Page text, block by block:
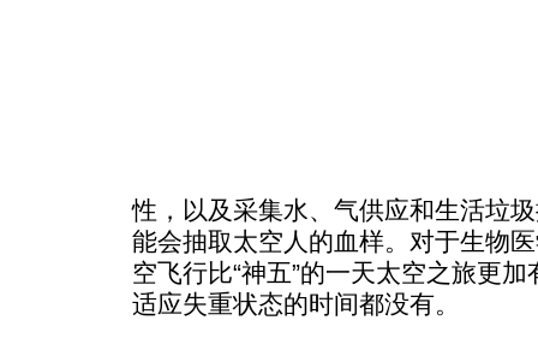
性，以及采集水、气供应和生活垃
能会抽取太空人的血样。对于生物
空飞行比“神五”的一天太空之旅更加
适应失重状态的时间都没有。